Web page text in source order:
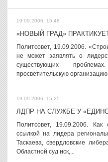
19.09.2006, 15:48
«НОВЫЙ ГРАД»
Политсовет, 19.09.2006.
не может заявлять о
существующих
просветительскую
19.09.2006, 15:25
ЛДПР НА СЛУЖБЕ У
Политсовет, 19.09.2006.
ссылкой на лидера
Таскаева, свердловские
Областной суд иск,...